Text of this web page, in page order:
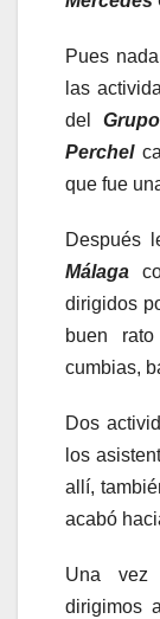
Pues
las
del
Perchel
que fue
Después
Málaga
dirigidos
buen
cumbias,
Dos
los
allí,
acabó
Una vez
dirigimos